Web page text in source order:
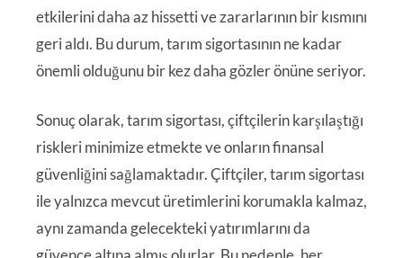
etkilerini daha az hissetti ve zararlarının bir kısmını
geri aldı. Bu durum, tarım sigortasının ne kadar
önemli olduğunu bir kez daha gözler önüne seriyor.
Sonuç olarak, tarım sigortası, çiftçilerin karşılaştığı
riskleri minimize etmekte ve onların finansal
güvenliğini sağlamaktadır. Çiftçiler, tarım sigortası
ile yalnızca mevcut üretimlerini korumakla kalmaz,
aynı zamanda gelecekteki yatırımlarını da